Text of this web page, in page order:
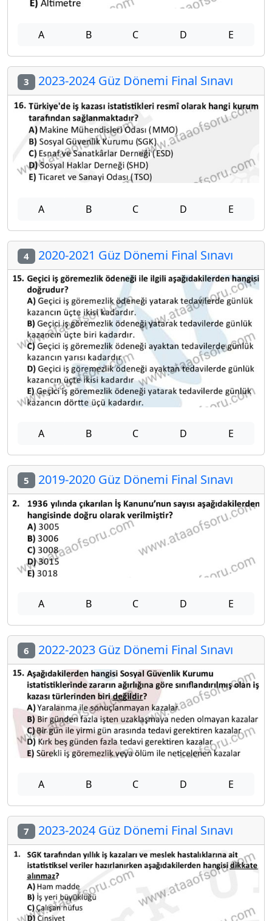
A B C D E
3 2023-2024 Güz Dönemi Final Sınavı
A B C D E
4 2020-2021 Güz Dönemi Final Sınavı
A B C D E
5 2019-2020 Güz Dönemi Final Sınavı
A B C D E
6 2022-2023 Güz Dönemi Final Sınavı
A B C D E
7 2023-2024 Güz Dönemi Final Sınavı